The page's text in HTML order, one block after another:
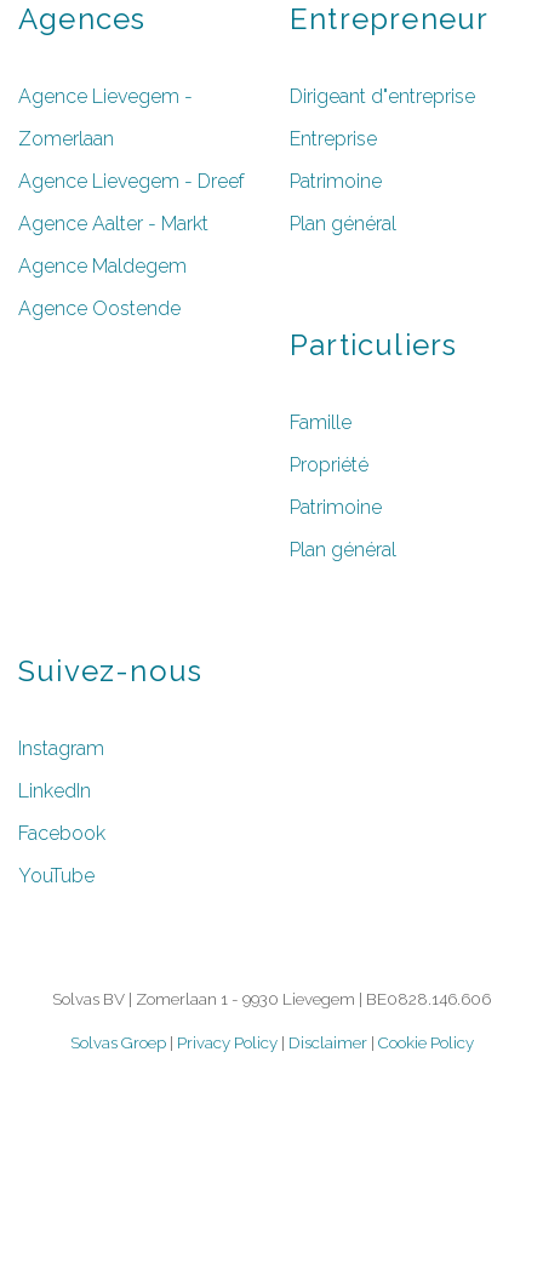
Agences
Agence Lievegem -
Zomerlaan
Agence Lievegem - Dreef
Agence Aalter - Markt
Agence Maldegem
Agence Oostende
Entrepreneur
Dirigeant d"entreprise
Entreprise
Patrimoine
Plan général
Particuliers
Famille
Propriété
Patrimoine
Plan général
Suivez-nous
Instagram
LinkedIn
Facebook
YouTube
Solvas BV | Zomerlaan 1 - 9930 Lievegem | BE0828.146.606
Solvas Groep| Privacy Policy| Disclaimer| Cookie Policy